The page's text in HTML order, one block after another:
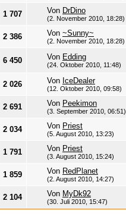
1 707 Von DrDino
(2. November 2010, 18:28)
2 386 Von ~Sunny~
(2. November 2010, 18:28)
6 450 Von Edding
(24. Oktober 2010, 11:48)
2 026 Von IceDealer
(12. Oktober 2010, 09:58)
2 691 Von Peekimon
(3. September 2010, 06:51)
2 034 Von Priest
(5. August 2010, 13:23)
1 791 Von Priest
(3. August 2010, 15:24)
1 859 Von RedPlanet
(2. August 2010, 14:27)
2 104 Von MyDk92
(30. Juli 2010, 15:47)